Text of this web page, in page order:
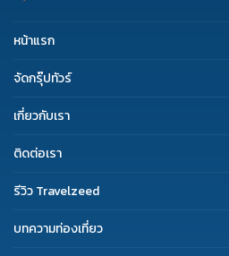
หน้าแรก
จัดกรุ๊ปทัวร์
เกี่ยวกับเรา
ติดต่อเรา
รีวิว Travelzeed
บทความท่องเที่ยว